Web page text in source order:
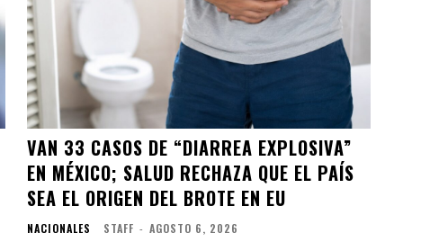
VAN 33 CASOS DE “DIARREA EXPLOSIVA”
EN MÉXICO; SALUD RECHAZA QUE EL PAÍS
SEA EL ORIGEN DEL BROTE EN EU
NACIONALES STAFF - AGOSTO 6, 2026